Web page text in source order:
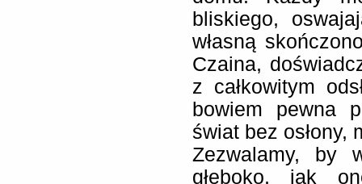
bliskiego,
własną
Czaina,
z całkowitym
bowiem pewna
świat bez osłony,
Zezwalamy, by
głęboko, jak